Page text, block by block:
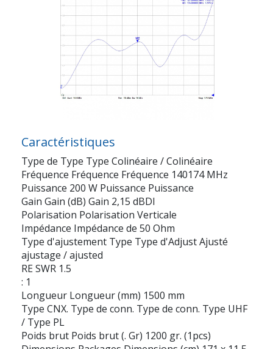
Caractéristiques
Type de Type Type Colinéaire / Colinéaire
Fréquence Fréquence Fréquence 140174 MHz
Puissance 200 W Puissance Puissance
Gain Gain (dB) Gain 2,15 dBDI
Polarisation Polarisation Verticale
Impédance Impédance de 50 Ohm
Type d'ajustement Type Type d'Adjust Ajusté
ajustage / ajusted
RE SWR 1.5
: 1
Longueur Longueur (mm) 1500 mm
Type CNX. Type de conn. Type de conn. Type UHF
/ Type PL
Poids brut Poids brut (. Gr) 1200 gr. (1pcs)